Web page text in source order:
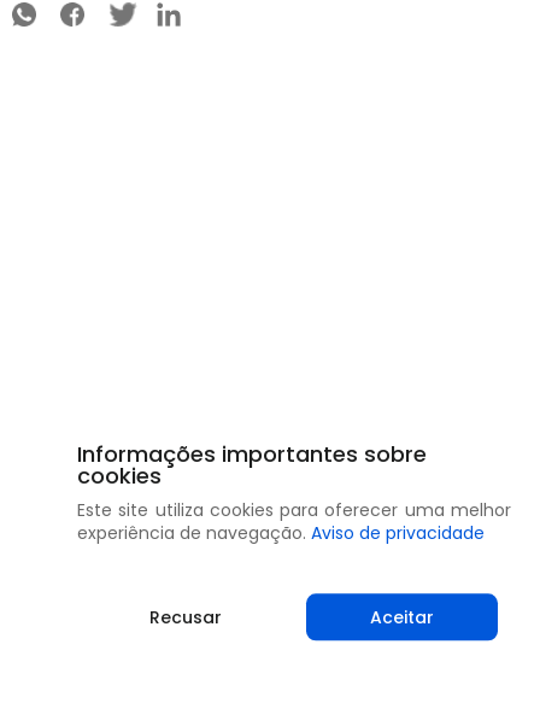
Informações importantes sobre
cookies
Este site utiliza cookies para oferecer uma melhor
experiência de navegação. Aviso de privacidade
Recusar Aceitar